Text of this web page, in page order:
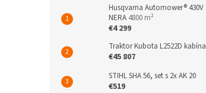
Husqvarna Automower® 430V
NERA 4800 m²
€4 299
Traktor Kubota L2522D kabína
€45 807
STIHL SHA 56, set s 2x AK 20
€519